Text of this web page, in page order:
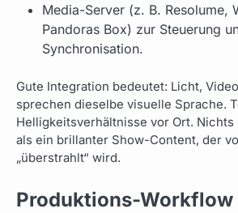
Media-Server (z. B. Resolume,
Pandoras Box) zur Steuerung
Synchronisation.
Gute Integration bedeutet: Licht,
sprechen dieselbe visuelle Sprache.
Helligkeitsverhältnisse vor Ort.
als ein brillanter Show-Content, der
„überstrahlt“ wird.
Produktions-Workflow